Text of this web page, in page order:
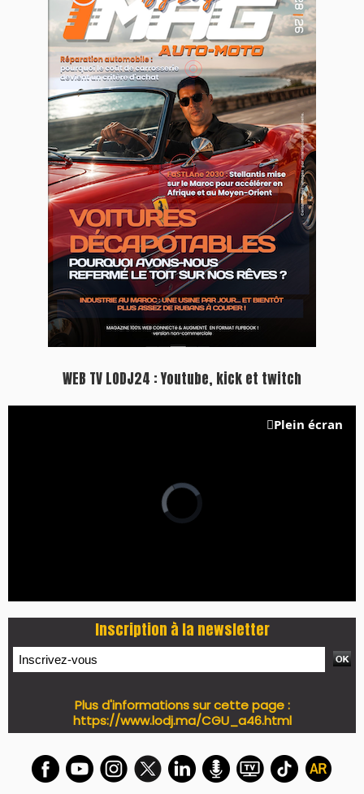
WEB TV LODJ24 : Youtube, kick et twitch
Plein écran
Inscription à la newsletter
Plus d'informations sur cette page :
7 days santé & conso du 31-07-2026
7 days Auto-Moto du 27-07-2026
PODCAST +
LES PLUS RÉCENTS CLASSEURS
Podcast I-Week-N°137 du 26-07-2026